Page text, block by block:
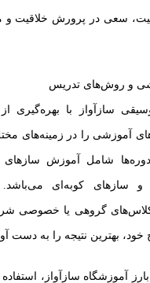
سعی در پرورش خلاقیت و
و روش‌های تدریس
سازآواز با بهره‌گیری
آموزشی را در زمینه‌های
شامل آموزش سازهای
و سازهای کوبه‌ای می‌باشد.
کلاس‌های گروهی یا خصوصی
خود، بهترین نتیجه را به دست
آموزشگاه سازآواز،